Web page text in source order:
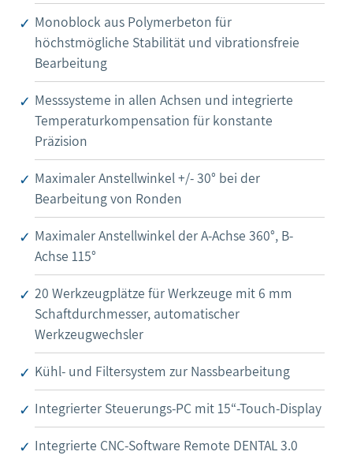
Monoblock aus Polymerbeton für
höchstmögliche Stabilität und vibrationsfreie
Bearbeitung
Messsysteme in allen Achsen und integrierte
Temperaturkompensation für konstante
Präzision
Maximaler Anstellwinkel +/- 30° bei der
Bearbeitung von Ronden
Maximaler Anstellwinkel der A-Achse 360°, B-
Achse 115°
20 Werkzeugplätze für Werkzeuge mit 6 mm
Schaftdurchmesser, automatischer
Werkzeugwechsler
Kühl- und Filtersystem zur Nassbearbeitung
Integrierter Steuerungs-PC mit 15“-Touch-Display
Integrierte CNC-Software Remote DENTAL 3.0